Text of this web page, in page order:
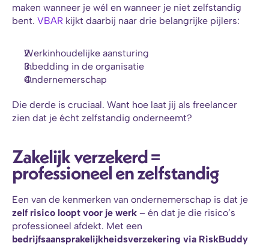
maken wanneer je wél en wanneer je niet zelfstandig
bent. VBAR kijkt daarbij naar drie belangrijke pijlers:
Werkinhoudelijke aansturing
Inbedding in de organisatie
Ondernemerschap
Die derde is cruciaal. Want hoe laat jij als freelancer
zien dat je écht zelfstandig onderneemt?
Zakelijk verzekerd =
professioneel en zelfstandig
zelf risico loopt voor je werk – én dat je die risico’s
bedrijfsaansprakelijkheidsverzekering via RiskBuddy